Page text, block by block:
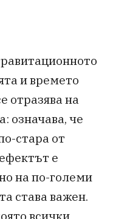
и времето
отразява на
означава, че
стара от
е
на по-големи
става важен.
всички